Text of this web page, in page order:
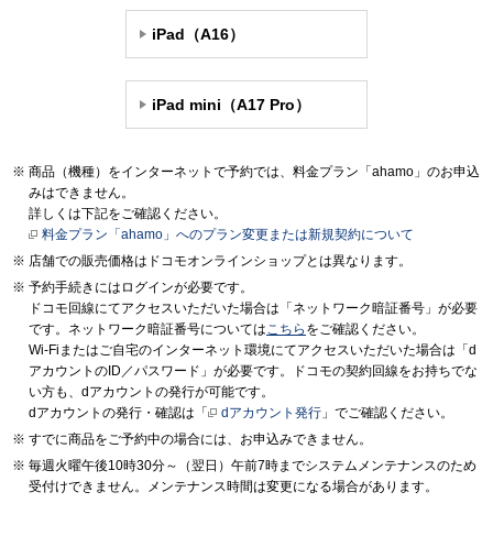
iPad（A16）
iPad mini（A17 Pro）
商品（機種）をインターネットで予約では、料金プラン「ahamo」のお申込
みはできません。
詳しくは下記をご確認ください。
料金プラン「ahamo」へのプラン変更または新規契約について
店舗での販売価格はドコモオンラインショップとは異なります。
予約手続きにはログインが必要です。
ドコモ回線にてアクセスいただいた場合は「ネットワーク暗証番号」が必要
です。ネットワーク暗証番号についてはこちら をご確認ください。
Wi-Fiまたはご自宅のインターネット環境にてアクセスいただいた場合は「d
アカウントのID／パスワード」が必要です。ドコモの契約回線をお持ちでな
い方も、dアカウントの発行が可能です。
dアカウントの発行・確認は「
dアカウント発行 」でご確認ください。
すでに商品をご予約中の場合には、お申込みできません。
毎週火曜午後10時30分～（翌日）午前7時までシステムメンテナンスのため
受付けできません。メンテナンス時間は変更になる場合があります。